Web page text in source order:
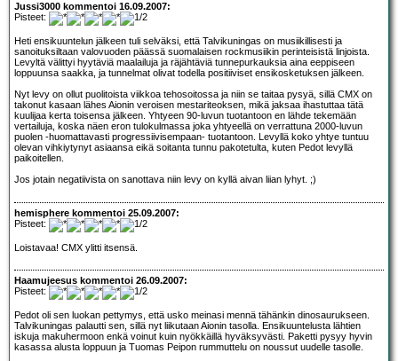
Jussi3000 kommentoi 16.09.2007:
Pisteet:
Heti ensikuuntelun jälkeen tuli selväksi, että Talvikuningas on musiikillisesti ja
sanoituksiltaan valovuoden päässä suomalaisen rockmusiikin perinteisistä linjoista.
Levyltä välittyi hyytäviä maalailuja ja räjähtäviä tunnepurkauksia aina eeppiseen
loppuunsa saakka, ja tunnelmat olivat todella positiiviset ensikosketuksen jälkeen.
Nyt levy on ollut puolitoista viikkoa tehosoitossa ja niin se taitaa pysyä, sillä CMX on
takonut kasaan lähes Aionin veroisen mestariteoksen, mikä jaksaa ihastuttaa tätä
kuulijaa kerta toisensa jälkeen. Yhtyeen 90-luvun tuotantoon en lähde tekemään
vertailuja, koska näen eron tulokulmassa joka yhtyeellä on verrattuna 2000-luvun
puolen -huomattavasti progressiivisempaan- tuotantoon. Levyllä koko yhtye tuntuu
olevan vihkiytynyt asiaansa eikä soitanta tunnu pakotetulta, kuten Pedot levyllä
paikoitellen.
Jos jotain negatiivista on sanottava niin levy on kyllä aivan liian lyhyt. ;)
hemisphere kommentoi 25.09.2007:
Pisteet:
Loistavaa! CMX ylitti itsensä.
Haamujeesus kommentoi 26.09.2007:
Pisteet:
Pedot oli sen luokan pettymys, että usko meinasi mennä tähänkin dinosaurukseen.
Talvikuningas palautti sen, sillä nyt liikutaan Aionin tasolla. Ensikuuntelusta lähtien
iskuja makuhermoon enkä voinut kuin nyökkäillä hyväksyvästi. Paketti pysyy hyvin
kasassa alusta loppuun ja Tuomas Peipon rummuttelu on noussut uudelle tasolle.